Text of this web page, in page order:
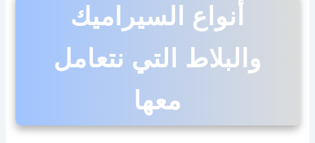
أنواع السيراميك
والبلاط التي نتعامل
معها